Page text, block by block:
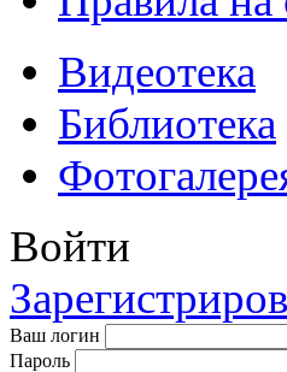
Видеотека
Библиотека
Войти
Ваш логин
Пароль